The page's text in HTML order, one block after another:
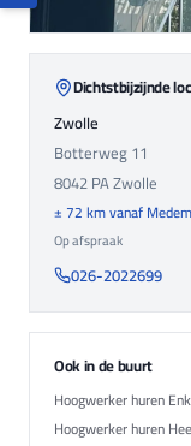
Dichtstbijzijnde
Zwolle
Botterweg 11
8042 PAZwolle
± 72 km vanaf
Op afspraak
026-2022699
Ook in de buurt
Hoogwerker huren
Hoogwerker huren